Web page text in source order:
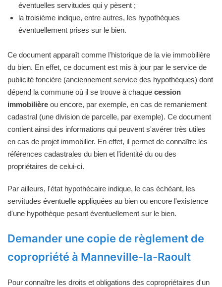
éventuelles servitudes qui y pèsent ;
la troisième indique, entre autres, les hypothèques
éventuellement prises sur le bien.
Ce document apparaît comme l'historique de la vie immobilière
du bien. En effet, ce document est mis à jour par le service de
publicité foncière (anciennement service des hypothèques) dont
dépend la commune où il se trouve à chaque cession
immobilière ou encore, par exemple, en cas de remaniement
cadastral (une division de parcelle, par exemple). Ce document
contient ainsi des informations qui peuvent s'avérer très utiles
en cas de projet immobilier. En effet, il permet de connaître les
références cadastrales du bien et l'identité du ou des
propriétaires de celui-ci.
Par ailleurs, l'état hypothécaire indique, le cas échéant, les
servitudes éventuelle appliquées au bien ou encore l'existence
d'une hypothèque pesant éventuellement sur le bien.
Demander une copie de règlement de
copropriété à Manneville-la-Raoult
Pour connaître les droits et obligations des copropriétaires d'un